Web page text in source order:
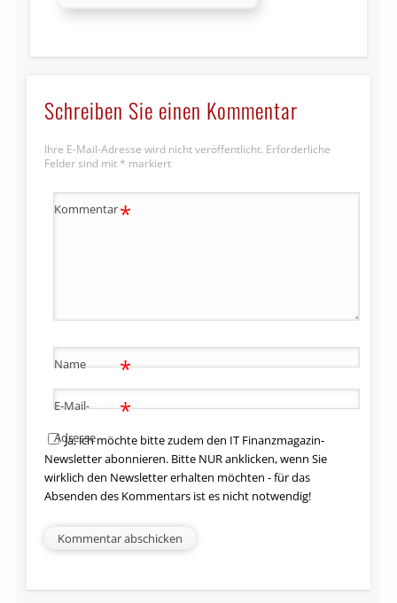
Schreiben Sie einen Kommentar
Ihre E-Mail-Adresse wird nicht veröffentlicht. Erforderliche
Felder sind mit * markiert
Kommentar*
Name *
E-Mail-
Adresse
*
Ja, ich möchte bitte zudem den IT Finanzmagazin-
Newsletter abonnieren. Bitte NUR anklicken, wenn Sie
wirklich den Newsletter erhalten möchten - für das
Absenden des Kommentars ist es nicht notwendig!